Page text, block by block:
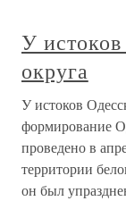
У
округа
У истоков
формирование
проведено в
территории
он был